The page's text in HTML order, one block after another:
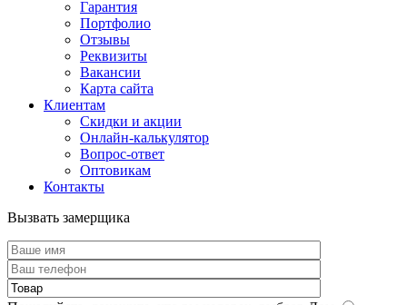
Гарантия
Портфолио
Отзывы
Реквизиты
Вакансии
Карта сайта
Клиентам
Скидки и акции
Онлайн-калькулятор
Вопрос-ответ
Оптовикам
Контакты
Вызвать замерщика